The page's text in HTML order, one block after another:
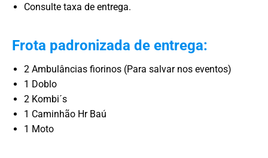
Consulte taxa de entrega.
Frota padronizada de entrega:
2 Ambulâncias fiorinos (Para salvar nos eventos)
1 Doblo
2 Kombi´s
1 Caminhão Hr Baú
1 Moto